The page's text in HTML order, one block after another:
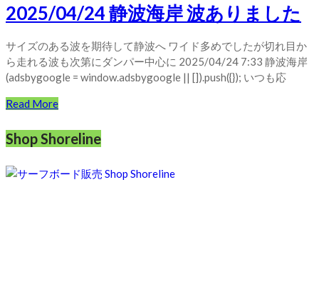
2025/04/24 静波海岸 波ありました
サイズのある波を期待して静波へ ワイド多めでしたが切れ目か
ら走れる波も次第にダンパー中心に 2025/04/24 7:33 静波海岸
(adsbygoogle = window.adsbygoogle || []).push({}); いつも応
Read More
Shop Shoreline